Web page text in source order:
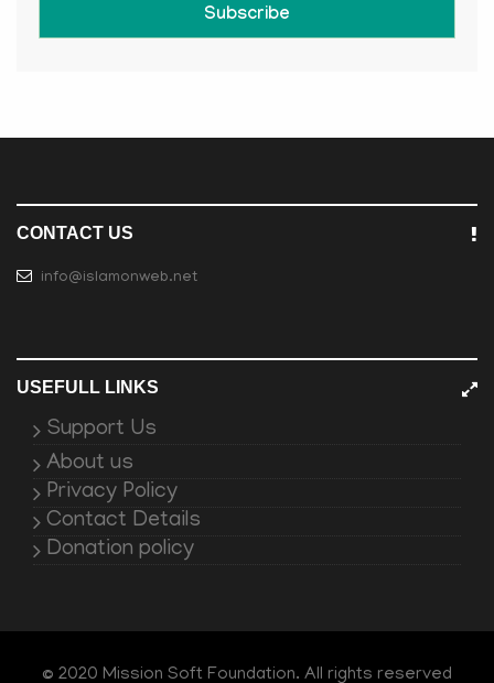
Subscribe
CONTACT US
info@islamonweb.net
USEFULL LINKS
Support Us
About us
Privacy Policy
Contact Details
Donation policy
© 2020 Mission Soft Foundation. All rights reserved